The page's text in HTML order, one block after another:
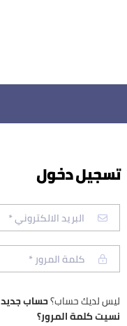
تسجيل دخول
ليس لديك حساب؟حساب جديد
نسيت كلمة المرور؟